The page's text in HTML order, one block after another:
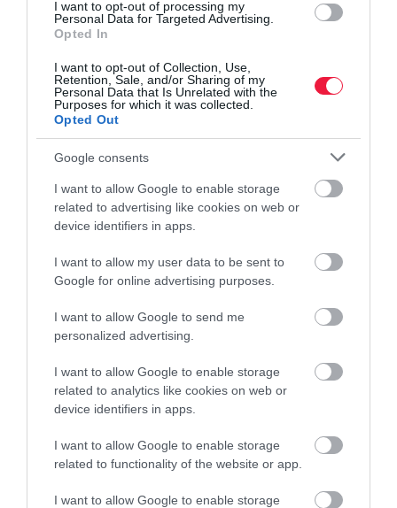
I want to opt-out of processing my
Personal Data for Targeted Advertising.
Opted In
I want to opt-out of Collection, Use,
Retention, Sale, and/or Sharing of my
Personal Data that Is Unrelated with the
Purposes for which it was collected.
Opted Out
Google consents
I want to allow Google to enable storage
related to advertising like cookies on web or
device identifiers in apps.
I want to allow my user data to be sent to
Google for online advertising purposes.
I want to allow Google to send me
personalized advertising.
I want to allow Google to enable storage
related to analytics like cookies on web or
device identifiers in apps.
I want to allow Google to enable storage
related to functionality of the website or app.
I want to allow Google to enable storage
AUTÓIPAR
húzással, állítja a Mercedes
Az elmúlt években szinte eltűntek a nyomógombok autóink
utasteréből. A klímát, a hangerőt és sokszor még a legegyszerűbb
funkciókat is érintőképernyőn kell ma már kezelnünk. Bizonyos